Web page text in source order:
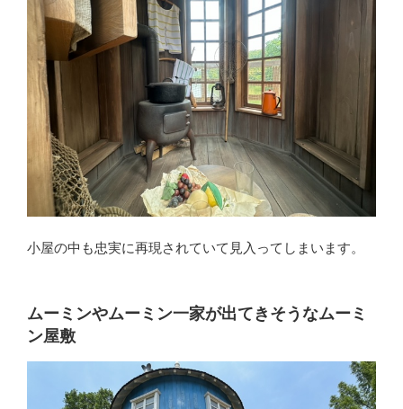
小屋の中も忠実に再現されていて見入ってしまいます。
ムーミンやムーミン一家が出てきそうなムーミ
ン屋敷